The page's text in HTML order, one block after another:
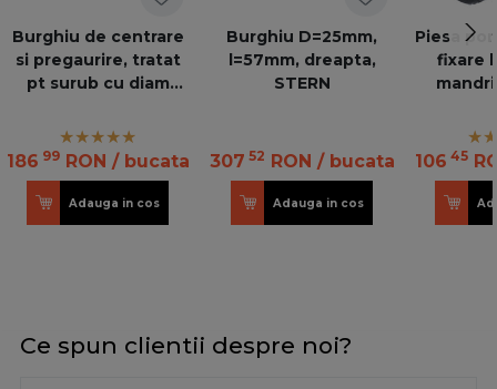
Burghiu de centrare
si pregaurire, tratat
pt surub cu diam
M01.ZZ03 ZENT-BOHR
S
186 99 RON / bucata
Adauga in cos
Burghiu D=25mm,
l=57mm, dreapta,
STERN
307 52 RON / bucata
Adauga in cos
Piesa
fixare
106 45
Ce spun clientii despre noi?